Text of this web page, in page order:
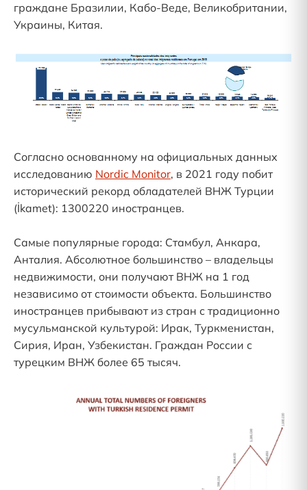
граждане Бразилии, Кабо-Веде, Великобритании,
Украины, Китая.
Согласно основанному на официальных данных
исследованию Nordic Monitor, в 2021 году побит
исторический рекорд обладателей ВНЖ Турции
(İkamet): 1300220 иностранцев.
Самые популярные города: Стамбул, Анкара,
Анталия. Абсолютное большинство – владельцы
недвижимости, они получают ВНЖ на 1 год
независимо от стоимости объекта. Большинство
иностранцев прибывают из стран с традиционно
мусульманской культурой: Ирак, Туркменистан,
Сирия, Иран, Узбекистан. Граждан России с
турецким ВНЖ более 65 тысяч.